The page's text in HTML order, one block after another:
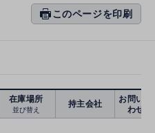
prin このページを印刷
在庫場所
並び替え
持主会社
お問い合
わせ